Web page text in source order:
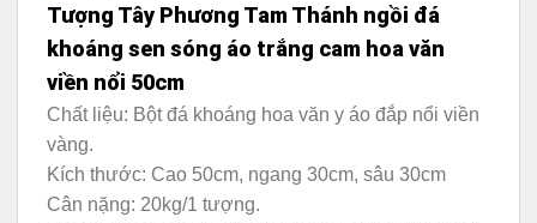
Tượng Tây Phương Tam Thánh ngồi đá
khoáng sen sóng áo trắng cam hoa văn
viền nổi 50cm
Chất liệu: Bột đá khoáng hoa văn y áo đắp nổi viền
vàng.
Kích thước: Cao 50cm, ngang 30cm, sâu 30cm
Cân nặng: 20kg/1 tượng.